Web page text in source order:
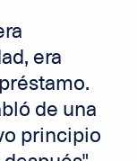
era
de una
principio